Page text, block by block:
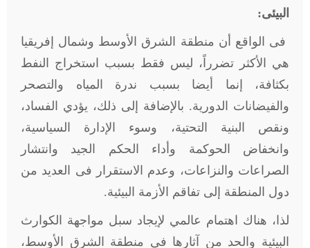
البيئى:
فى الواقع أن منطقة الشرق الأوسط وشمال إفريقيا
هي الأكثر تضرراً، ليس فقط بسبب استخراج النفط
بكثافة، إنما أيضا بسبب ندرة المياه والتصحر
والفيضانات الدورية. بالإضافة إلى ذلك، يؤدي الفساد،
ونقص البنية التحتية، وسوء الإدارة السياسية،
وانخفاض الحوكمة وأداء الحكم الجيد وانتشار
الصراعات والنزاعات، وعدم الاستقرار فى العديد من
دول المنطقة إلى تفاقم الأزمة البيئية.
لذا، هناك اهتمام عالمي لإيجاد سبل مواجهة الكوارث
البيئية والحد من آثارها فى منطقة الشرق الأوسط،